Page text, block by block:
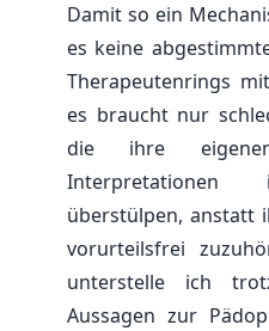
Damit so ein
es keine
Therapeutenrings
es braucht nur
die ihre
Interpretationen
überstülpen, anstatt
vorurteilsfrei
unterstelle ich
Aussagen zur